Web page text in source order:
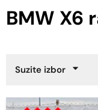
BMW X6
Suzite izbor